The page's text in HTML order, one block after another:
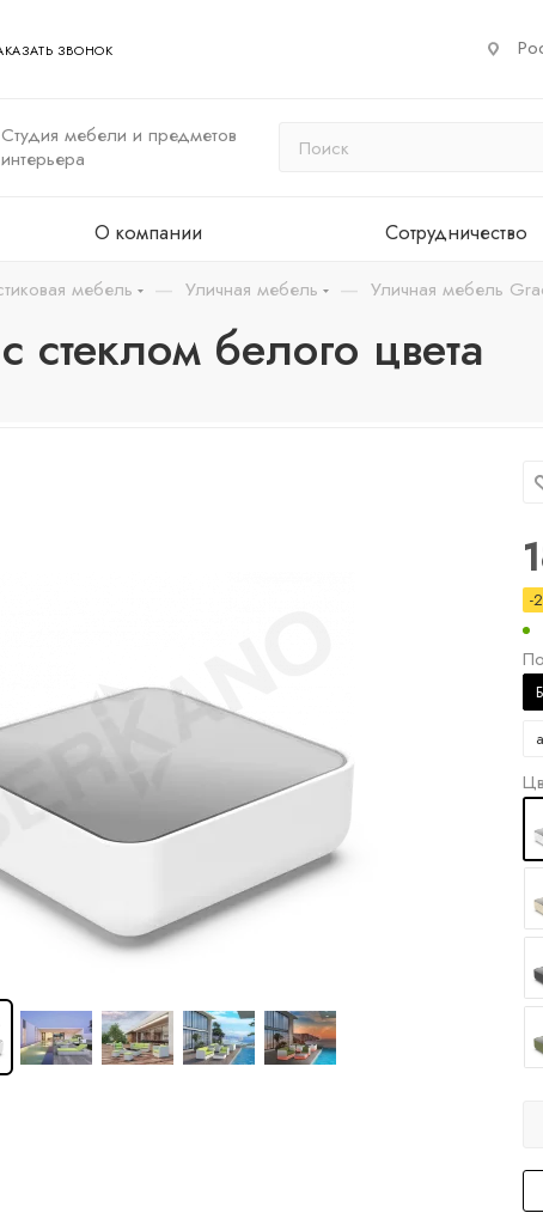
ЗВОНОК
Студия мебели и предметов
интерьера
О компании Сотрудничество
мебель — Уличная мебель — Уличная мебель
стеклом белого цвета
-